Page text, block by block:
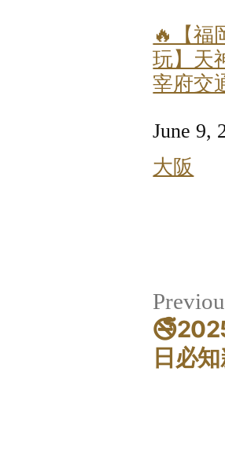
🔥【福
玩】天
宰府交
Date
June 9,
In
大阪
日必